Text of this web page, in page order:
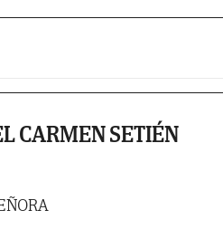
CARMEN SETIÉN